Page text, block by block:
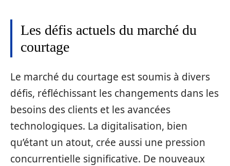
Les défis actuels du marché du
courtage
Le marché du courtage est soumis à divers
défis, réfléchissant les changements dans les
besoins des clients et les avancées
technologiques. La digitalisation, bien
qu’étant un atout, crée aussi une pression
concurrentielle significative. De nouveaux